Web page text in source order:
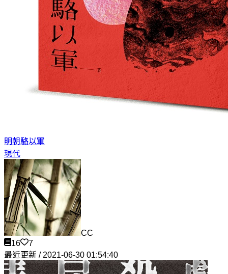
明朝駱以軍
現代
CC
16
7
最近更新 / 2021-06-30 01:54:40